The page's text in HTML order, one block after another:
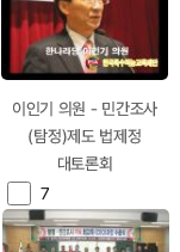
이인기 의원 - 민간조사
(탐정)제도 법제정
대토론회
7